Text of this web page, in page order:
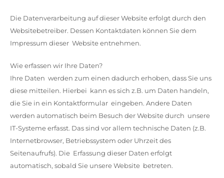
Die Datenverarbeitung auf dieser Website erfolgt durch den
Websitebetreiber. Dessen Kontaktdaten können Sie dem
Impressum dieser Website entnehmen.
Wie erfassen wir Ihre Daten?
Ihre Daten werden zum einen dadurch erhoben, dass Sie uns
diese mitteilen. Hierbei kann es sich z.B. um Daten handeln,
die Sie in ein Kontaktformular eingeben. Andere Daten
werden automatisch beim Besuch der Website durch unsere
IT-Systeme erfasst. Das sind vor allem technische Daten (z.B.
Internetbrowser, Betriebssystem oder Uhrzeit des
Seitenaufrufs). Die Erfassung dieser Daten erfolgt
automatisch, sobald Sie unsere Website betreten.